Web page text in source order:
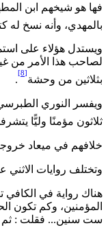
هو شيخهم ابن
وأنه نسخ له
هؤلاء على
هذا الأمر من
من وحشة
.
النوري الطبرسي
مؤمنًا وليًّا
في ميعاد خروجه
روايات الاثني
رواية في الكافي
وكم تكون
سنين... فقلت : ثم ما